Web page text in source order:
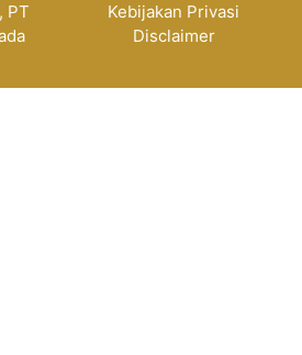
PT
Kebijakan Privasi
Disclaimer